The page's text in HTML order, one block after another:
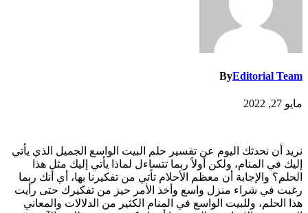
ByEditorial Team
مايو 27, 2022
نريد أن نحدثك اليوم عن تفسير حلم البيت الواسع الجميل الذي يأتي
إليك في المنام، ولكن أولاً ربما تتساءل لماذا يأتي إليك مثل هذا
الحلم؟ والإجابة أن معظم الأحلام تأتي من تفكيرنا بها، أي أنك ربما
رغبت في شراء منزل واسع وأخذ الأمر حيز من تفكيرك حتى رأيت
هذا الحلم، وللبيت الواسع في المنام الكثير من الدلالات والمعاني